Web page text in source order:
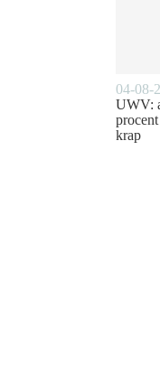
04-08-
UWV:
krap